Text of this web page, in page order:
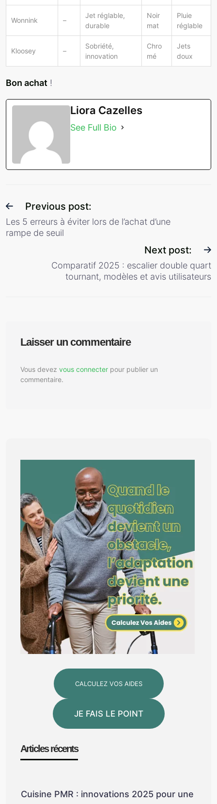
Wonnink –
Jet réglable,
durable
Noir
mat
Pluie
réglable
Kloosey –
Sobriété,
innovation
Chro
mé
Jets
doux
Bon achat !
Liora Cazelles
See Full Bio
Previous post:
Les 5 erreurs à éviter lors de l’achat d’une
rampe de seuil
Next post:
Comparatif 2025 : escalier double quart
tournant, modèles et avis utilisateurs
Laisser un commentaire
Vous devez vous connecter pour publier un
commentaire.
CALCULEZ VOS AIDES
JE FAIS LE POINT
Articles récents
Cuisine PMR : innovations 2025 pour une